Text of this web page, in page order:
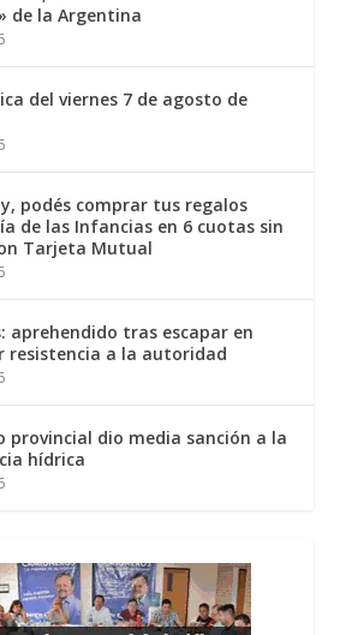
de la Argentina
del viernes 7 de agosto de
podés comprar tus regalos
de las Infancias en 6 cuotas sin
Tarjeta Mutual
aprehendido tras escapar en
resistencia a la autoridad
provincial dio media sanción a la
hídrica